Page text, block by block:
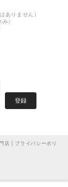
りません）
）
登録
店 | プライバシーポリ